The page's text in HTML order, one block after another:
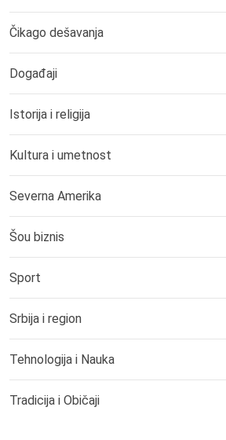
Čikago dešavanja
Događaji
Istorija i religija
Kultura i umetnost
Severna Amerika
Šou biznis
Sport
Srbija i region
Tehnologija i Nauka
Tradicija i Običaji